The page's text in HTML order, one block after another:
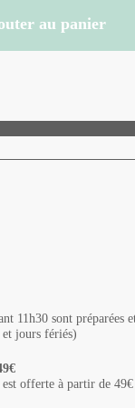
au panier
11h30 sont préparées
jours fériés)
offerte à partir de 49€